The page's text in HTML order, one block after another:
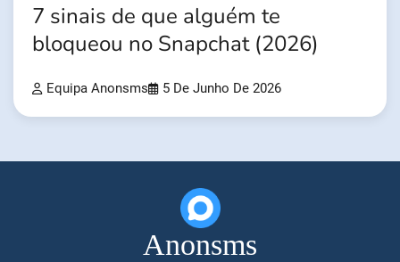
7 sinais de que alguém te
bloqueou no Snapchat (2026)
Equipa Anonsms 5 De Junho De 2026
Anonsms